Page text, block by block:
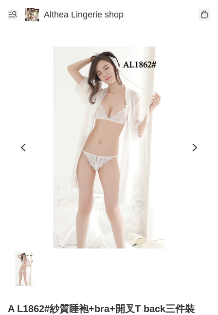
Althea Lingerie shop
A L1862#紗質睡袍+bra+開叉T back三件裝